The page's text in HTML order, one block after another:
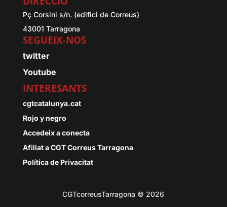
Pç Corsini s/n. (edifici de Correus)
43001 Tarragona
SEGUEIX-NOS
twitter
Youtube
INTERESANTS
cgtcatalunya.cat
Rojo y negro
Accedeix a conecta
Afiliat a CGT Correus Tarragona
Política de Privacitat
CGTcorreusTarragona © 2026